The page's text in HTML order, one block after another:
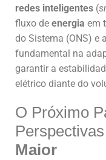
redes inteligentes (
fluxo de energia em
do Sistema (ONS) e
fundamental na
garantir a
elétrico diante do
O Próximo
Maior